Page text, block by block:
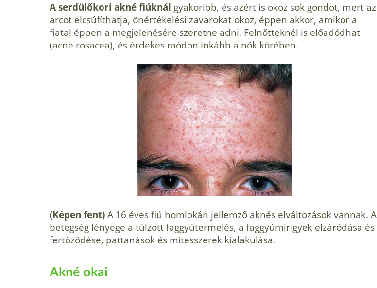
A serdülőkori akné fiúknál gyakoribb, és azért is okoz sok gondot, mert az
arcot elcsúfíthatja, önértékelési zavarokat okoz, éppen akkor, ami­kor a
fiatal éppen a megjelenésére szeretne adni. Felnőtteknél is előadódhat
(acne rosacea), és ér­dekes módon inkább a nők körében.
(Képen fent)A 16 éves fiú homlokán jellemző aknés elváltozások vannak. A
betegség lényege a túlzott faggyútermelés, a faggyúmirigyek elzáródása és
fertőződése, pattanások és mitesszerek kialakulása.
Akné okai